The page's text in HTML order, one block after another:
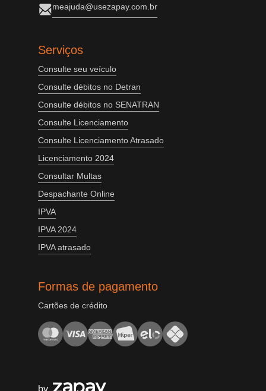
meajuda@usezapay.com.br
Serviços
Consulte seu veículo
Consulte débitos no Detran
Consulte débitos no SENATRAN
Consulte Licenciamento
Consulte Licenciamento Atrasado
Licenciamento 2024
Consultar Multas
Despachante Online
IPVA
IPVA 2024
IPVA atrasado
Formas de pagamento
Cartões de crédito
by